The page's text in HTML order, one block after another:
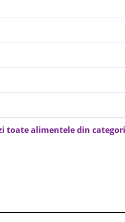
toate alimentele din